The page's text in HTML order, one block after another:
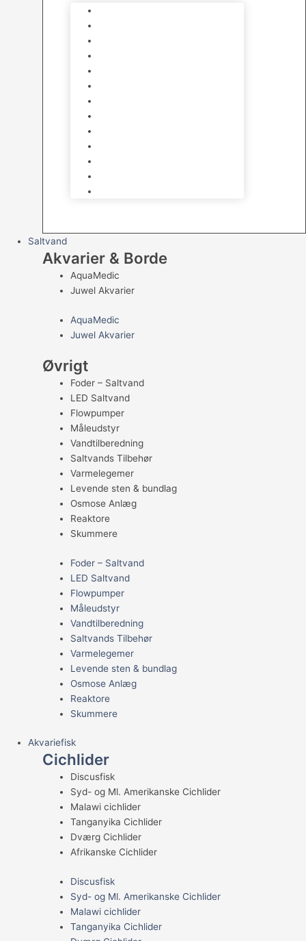
Saltvand
Akvarier & Borde
AquaMedic
Juwel Akvarier
AquaMedic
Juwel Akvarier
Øvrigt
Foder – Saltvand
LED Saltvand
Flowpumper
Måleudstyr
Vandtilberedning
Saltvands Tilbehør
Varmelegemer
Levende sten & bundlag
Osmose Anlæg
Reaktore
Skummere
Foder – Saltvand
LED Saltvand
Flowpumper
Måleudstyr
Vandtilberedning
Saltvands Tilbehør
Varmelegemer
Levende sten & bundlag
Osmose Anlæg
Reaktore
Skummere
Akvariefisk
Cichlider
Discusfisk
Syd- og Ml. Amerikanske Cichlider
Malawi cichlider
Tanganyika Cichlider
Dværg Cichlider
Afrikanske Cichlider
Discusfisk
Syd- og Ml. Amerikanske Cichlider
Malawi cichlider
Tanganyika Cichlider